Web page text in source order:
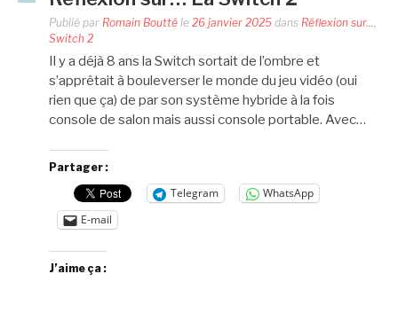
Publié par Romain Boutté le 26 janvier 2025 dans Réflexion sur...,
Switch 2
Il y a déjà 8 ans la Switch sortait de l’ombre et
s’apprêtait à bouleverser le monde du jeu vidéo (oui
rien que ça) de par son système hybride à la fois
console de salon mais aussi console portable. Avec…
Partager :
Telegram
WhatsApp
E-mail
J’aime ça :